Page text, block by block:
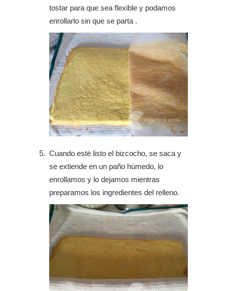
tostar para que sea flexible y podamos
enrollarlo sin que se parta .
Cuando esté listo el bizcocho, se saca y
se extiende en un paño húmedo, lo
enrollamos y lo dejamos mientras
preparamos los ingredientes del relleno.